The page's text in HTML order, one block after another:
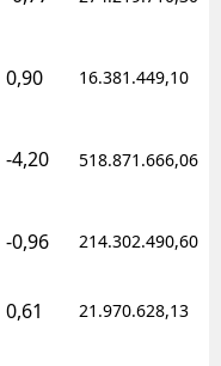
0,90 16.381.449,10
-4,20 518.871.666,06
-0,96 214.302.490,60
0,61 21.970.628,13